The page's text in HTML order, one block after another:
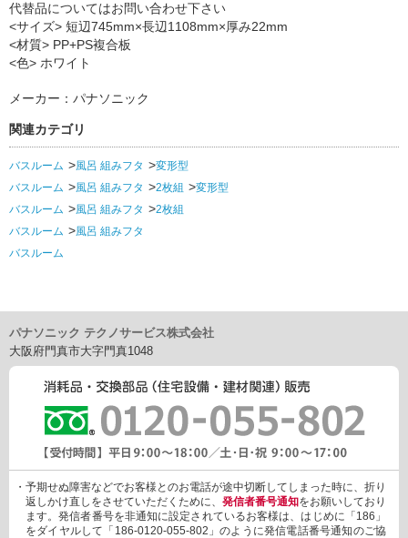
代替品についてはお問い合わせ下さい
<サイズ> 短辺745mm×長辺1108mm×厚み22mm
<材質> PP+PS複合板
<色> ホワイト
メーカー：パナソニック
関連カテゴリ
バスルーム 風呂 組みフタ
変形型
バスルーム
風呂 組みフタ 2枚組
変形型
バスルーム
風呂 組みフタ
2枚組
バスルーム
風呂 組みフタ
バスルーム
パナソニック テクノサービス株式会社
大阪府門真市大字門真1048
・予期せぬ障害などでお客様とのお電話が途中切断してしまった時に、折り
返しかけ直しをさせていただくために、 発信者番号通知をお願いしており
ます。発信者番号を非通知に設定されているお客様は、はじめに「186」
をダイヤルして「186-0120-055-802」のように発信電話番号通知のご協